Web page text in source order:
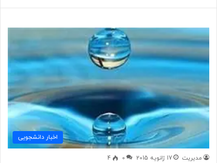
اخبار دانشجویی
مدیریت 17 ژانویه 2015 0
4